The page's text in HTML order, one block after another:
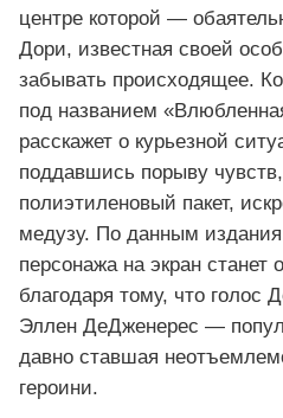
центре которой —
Дори, известная своей
забывать происходящее.
под названием
расскажет о курьезной
поддавшись порыву
полиэтиленовый пакет,
медузу. По данным
персонажа на экран станет
благодаря тому, что голос
Эллен ДеДженерес —
давно ставшая
героини.